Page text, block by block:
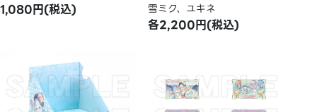
1,080円(税込)
雪ミク、ユキネ
各2,200円(税込)